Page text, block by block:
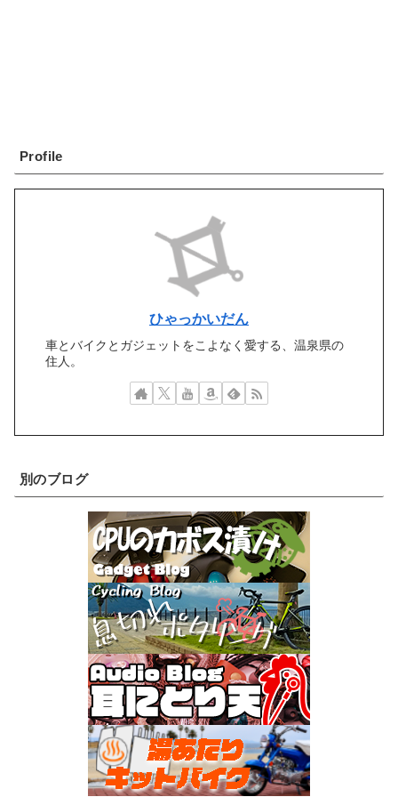
Profile
ひゃっかいだん
車とバイクとガジェットをこよなく愛する、温泉県の
住人。
別のブログ